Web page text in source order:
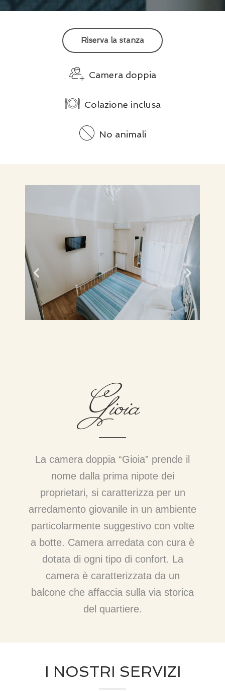
Riserva la stanza
Camera doppia
Colazione inclusa
No animali
Gioia
La camera doppia “Gioia” prende il
nome dalla prima nipote dei
proprietari, si caratterizza per un
arredamento giovanile in un ambiente
particolarmente suggestivo con volte
a botte. Camera arredata con cura è
dotata di ogni tipo di confort. La
camera è caratterizzata da un
balcone che affaccia sulla via storica
del quartiere.
I NOSTRI SERVIZI